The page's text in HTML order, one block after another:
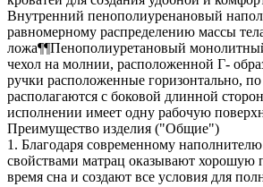
Внутренний пенополиуренановый
равномерному распределению массы
ложа¶¶Пенополиуретановый
чехол на молнии, расположенной Г-
ручки расположенные горизонтально,
располагаются с боковой длинной
исполнении имеет одну рабочую
Преимущество изделия ("Общие")
1. Благодаря современному
свойствами матрац оказывают хорошую
время сна и создают все условия для